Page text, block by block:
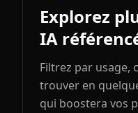
Explorez
IA
Filtrez par usage,
trouver en
qui boostera vos